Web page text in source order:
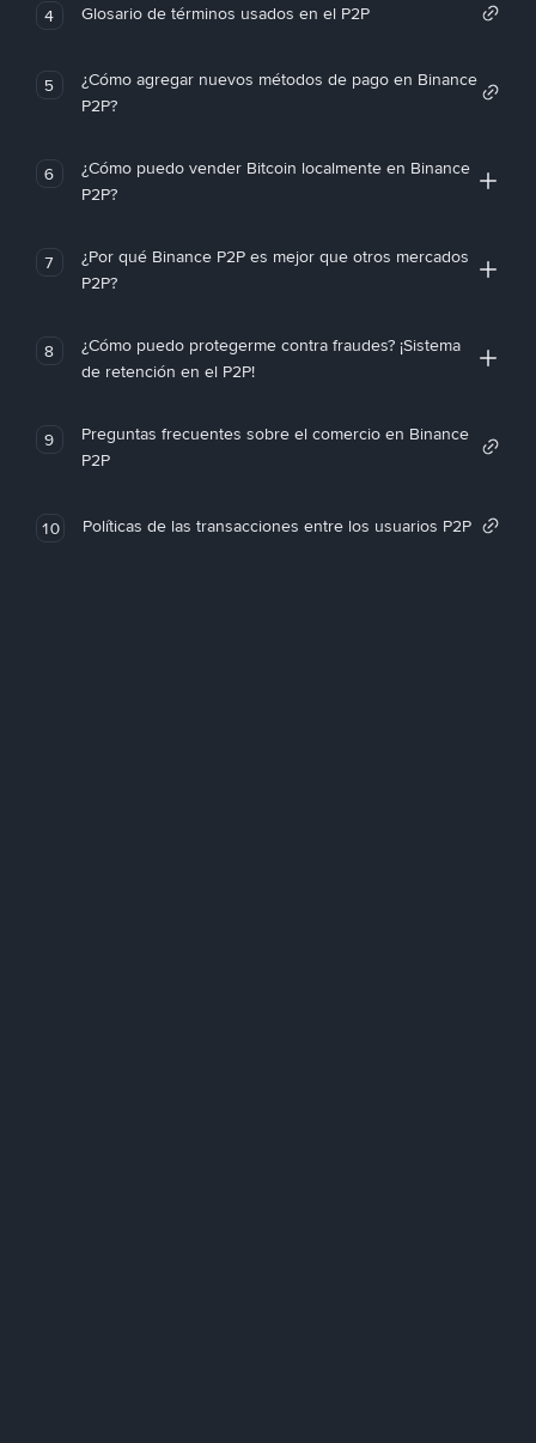
4 Glosario de términos usados en el P2P
5
¿Cómo agregar nuevos métodos de pago en Binance
P2P?
6
¿Cómo puedo vender Bitcoin localmente en Binance
P2P?
7
¿Por qué Binance P2P es mejor que otros mercados
P2P?
8
¿Cómo puedo protegerme contra fraudes? ¡Sistema
de retención en el P2P!
9
Preguntas frecuentes sobre el comercio en Binance
P2P
10 Políticas de las transacciones entre los usuarios P2P